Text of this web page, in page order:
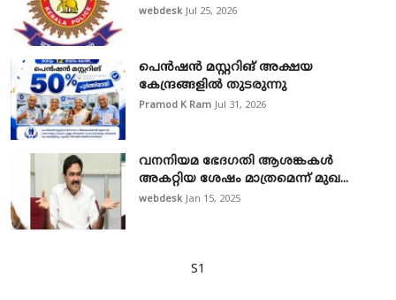
webdesk Jul 25, 2026
പെൻഷൻ മസ്റ്ററിങ് അക്ഷയ
കേന്ദ്രങ്ങളിൽ തുടരുന്നു
Pramod K Ram Jul 31, 2026
വനനിയമ ഭേദഗതി ആശങ്കകൾ
അകറ്റിയ ശേഷം മാത്രമെന്ന് മുഖ...
webdesk Jan 15, 2025
S1